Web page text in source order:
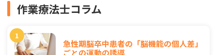
作業療法士コラム
急性期脳卒中患者の「脳機能の個人差」
ごとの運動の誘導